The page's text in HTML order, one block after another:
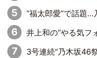
“福太郎愛”で話題…乃木坂46一ノ瀬
井上和の“やる気フォント”にも
3号連続“乃木坂46祭り” ラストを飾るのは賀